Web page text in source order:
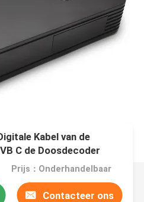
Kabel van de
C de Doosdecoder
Prijs：Onderhandelbaar
Contacteer ons